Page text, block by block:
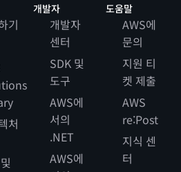
기
처
개발자
개발자
센터
SDK 및
도구
AWS에
서의
.NET
AWS에
도움말
AWS에
문의
지원 티
켓 제출
AWS
re:Post
지식 센
터